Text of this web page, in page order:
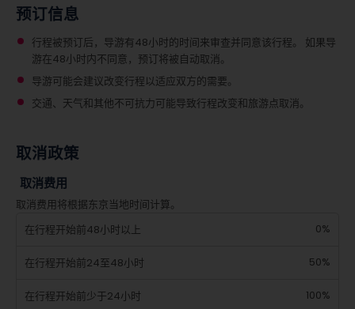
预订信息
行程被预订后，导游有48小时的时间来审查并同意该行程。 如果导
游在48小时内不同意，预订将被自动取消。
导游可能会建议改变行程以适应双方的需要。
交通、天气和其他不可抗力可能导致行程改变和旅游点取消。
取消政策
取消费用
取消费用将根据东京当地时间计算。
在行程开始前48小时以上
0%
在行程开始前24至48小时 50%
在行程开始前少于24小时
100%